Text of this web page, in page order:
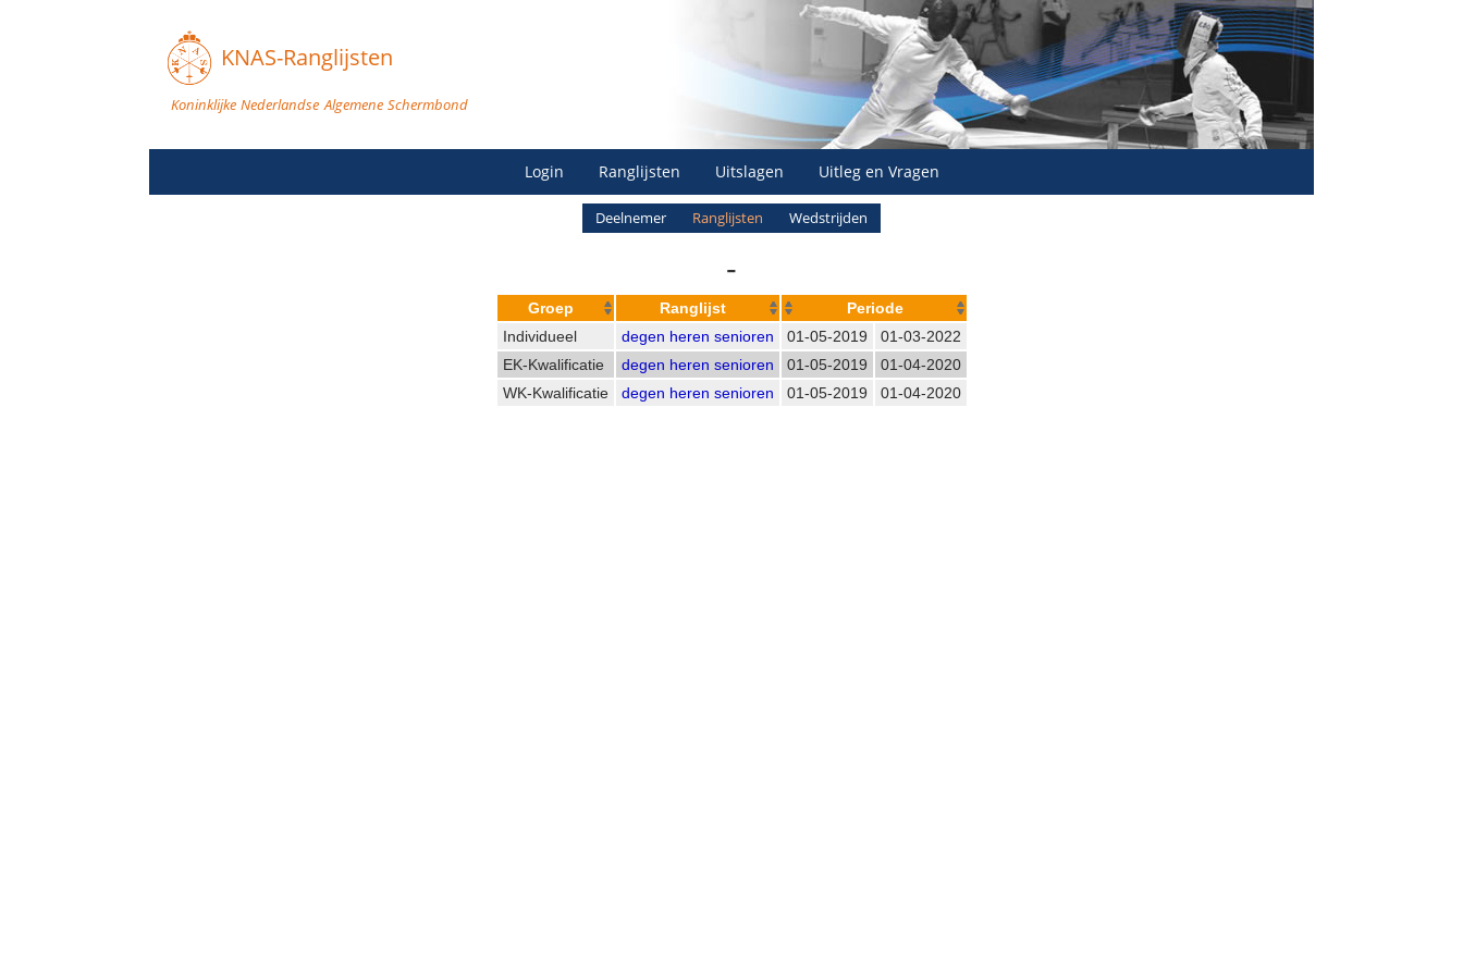
KNAS-Ranglijsten
Koninklijke Nederlandse Algemene Schermbond
Login Ranglijsten Uitslagen Uitleg en Vragen
Deelnemer Ranglijsten Wedstrijden
-
Groep Ranglijst
Periode
Individueel
degen heren senioren 01-05-2019
01-03-2022
EK-Kwalificatie
degen heren senioren 01-05-2019
01-04-2020
WK-Kwalificatie
degen heren senioren 01-05-2019 01-04-2020